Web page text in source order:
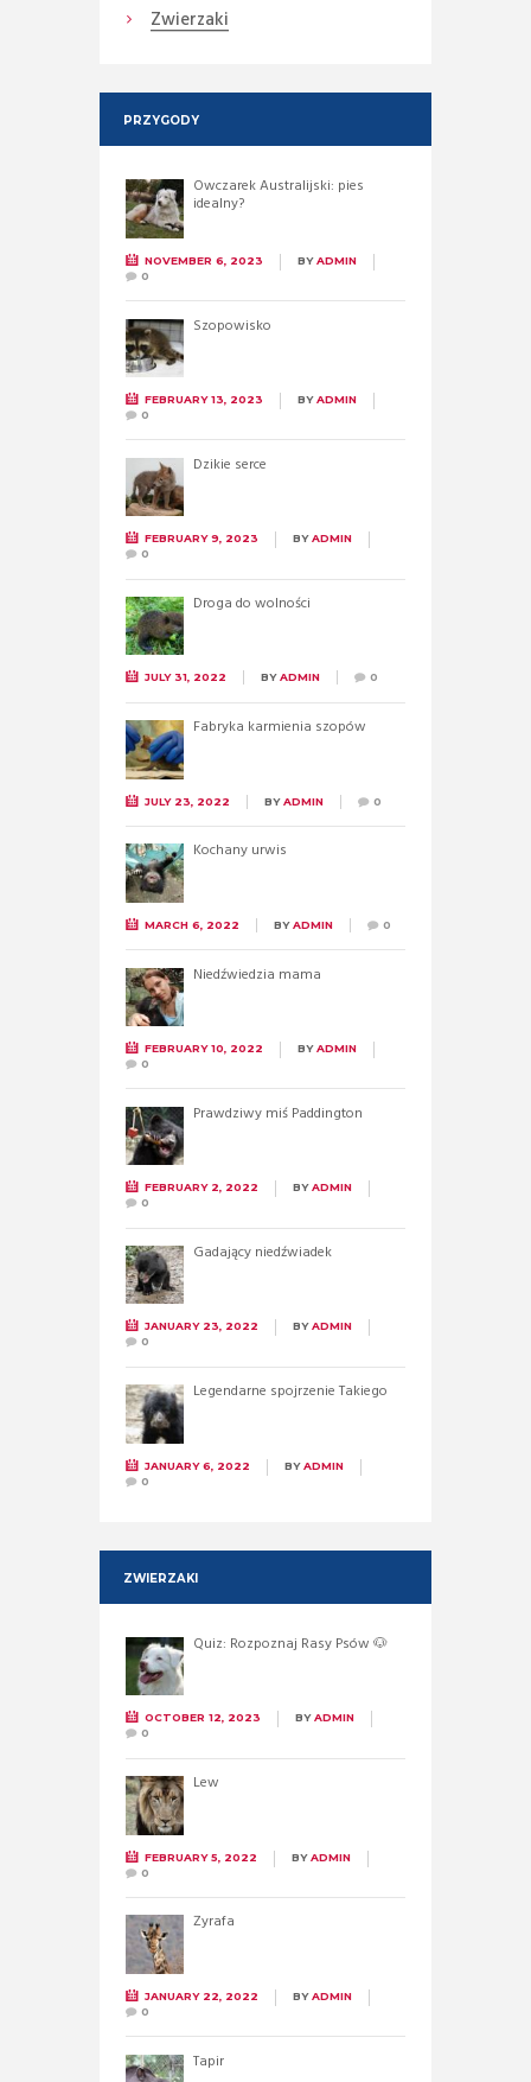
Zwierzaki
PRZYGODY
Owczarek Australijski: pies
idealny?
NOVEMBER 6, 2023 BYADMIN
0
Szopowisko
FEBRUARY 13, 2023 BYADMIN
0
Dzikie serce
FEBRUARY 9, 2023 BYADMIN
0
Droga do wolności
JULY 31, 2022 BYADMIN 0
Fabryka karmienia szopów
JULY 23, 2022 BYADMIN 0
Kochany urwis
MARCH 6, 2022 BYADMIN 0
Niedźwiedzia mama
FEBRUARY 10, 2022 BYADMIN
0
Prawdziwy miś Paddington
FEBRUARY 2, 2022 BYADMIN
0
Gadający niedźwiadek
JANUARY 23, 2022 BYADMIN
0
Legendarne spojrzenie Takiego
JANUARY 6, 2022 BYADMIN
0
ZWIERZAKI
Quiz: Rozpoznaj Rasy Psów 🐶
OCTOBER 12, 2023 BYADMIN
0
Lew
FEBRUARY 5, 2022 BYADMIN
0
Żyrafa
JANUARY 22, 2022 BYADMIN
0
Tapir